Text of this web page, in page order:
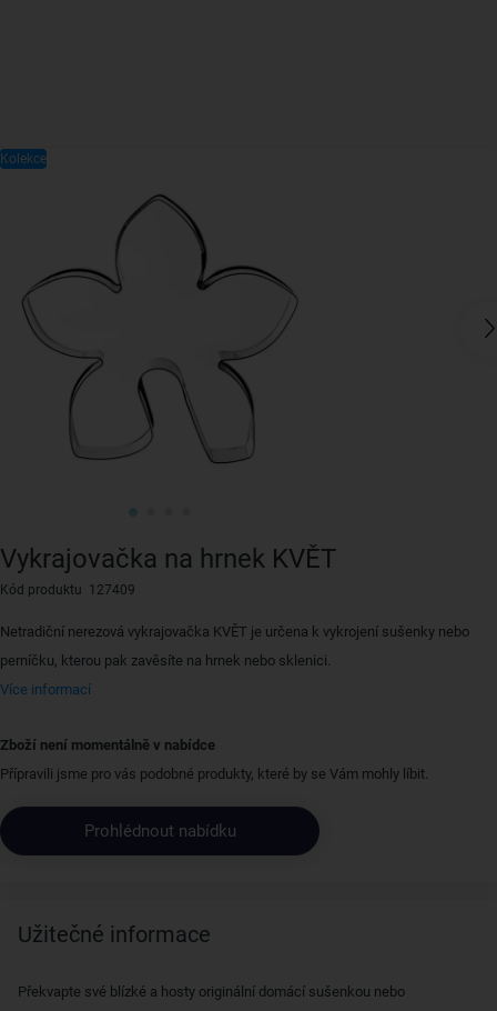
Vykrajovačka na hrnek KVĚT
Kód produktu 127409
Netradiční nerezová vykrajovačka KVĚT je určena k vykrojení sušenky nebo
perníčku, kterou pak zavěsíte na hrnek nebo sklenici.
Více informací
Zboží není momentálně v nabídce
Přípravili jsme pro vás podobné produkty, které by se Vám mohly líbit.
Prohlédnout nabídku
Kolekce
Užitečné informace
Překvapte své blízké a hosty originální domácí sušenkou nebo